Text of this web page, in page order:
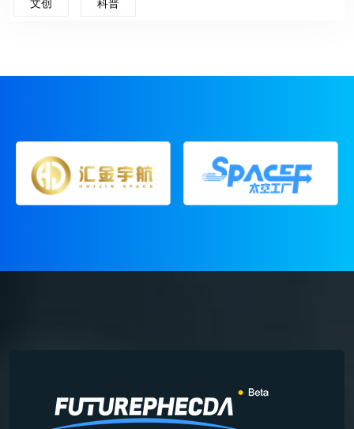
文创 科普